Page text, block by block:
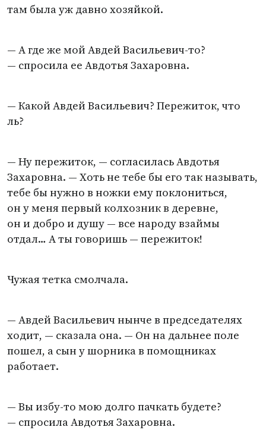
там была уж давно хозяйкой.
— А где же мой Авдей Васильевич-то?
— спросила ее Авдотья Захаровна.
— Какой Авдей Васильевич? Пережиток, что
ль?
— Ну пережиток, — согласилась Авдотья
Захаровна. — Хоть не тебе бы его так называть,
тебе бы нужно в ножки ему поклониться,
он у меня первый колхозник в деревне,
он и добро и душу — все народу взаймы
отдал… А ты говоришь — пережиток!
Чужая тетка смолчала.
— Авдей Васильевич нынче в председателях
ходит, — сказала она. — Он на дальнее поле
пошел, а сын у шорника в помощниках
работает.
— Вы избу-то мою долго пачкать будете?
— спросила Авдотья Захаровна.